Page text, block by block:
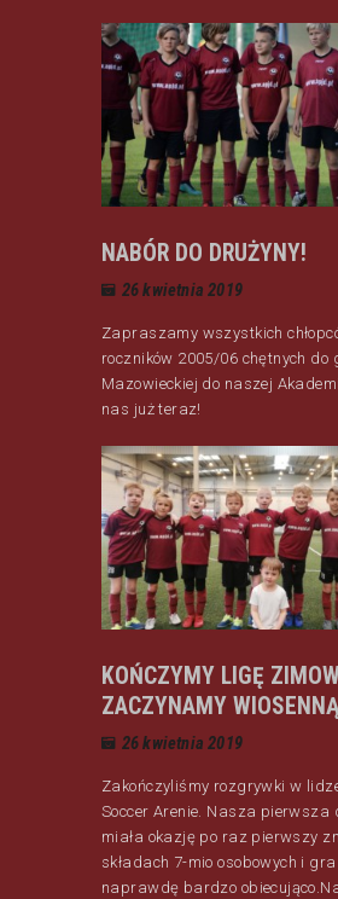
NABÓR DO DRUŻYNY!
26 kwietnia 2019
Zapraszamy wszystkich
roczników 2005/06 chętnych do
Mazowieckiej do naszej
nas już teraz!
KOŃCZYMY LIGĘ
ZACZYNAMY
26 kwietnia 2019
Zakończyliśmy rozgrywki w
Soccer Arenie. Nasza pierwsza
miała okazję po raz pierwszy
składach 7-mio osobowych i
naprawdę bardzo